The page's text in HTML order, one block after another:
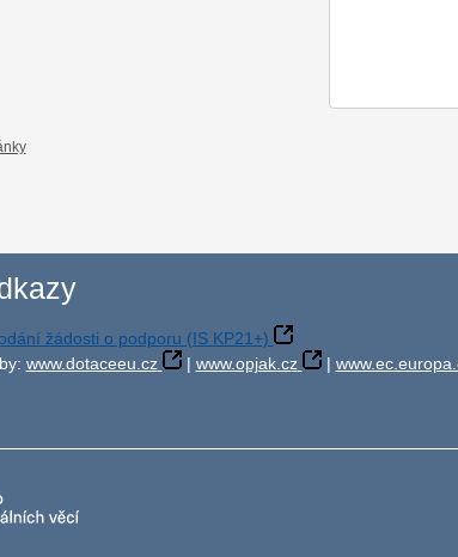
žádosti o podporu (IS KP21+)
www.dotaceeu.cz | www.opjak.cz |